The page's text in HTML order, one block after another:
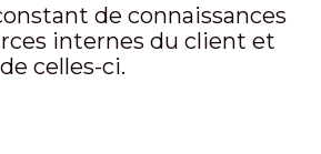
de connaissances
internes du client et
celles-ci.